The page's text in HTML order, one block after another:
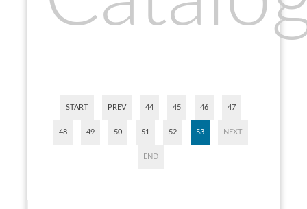
START PREV 44 45 46 47
48 49 50 51 52 53 NEXT
END